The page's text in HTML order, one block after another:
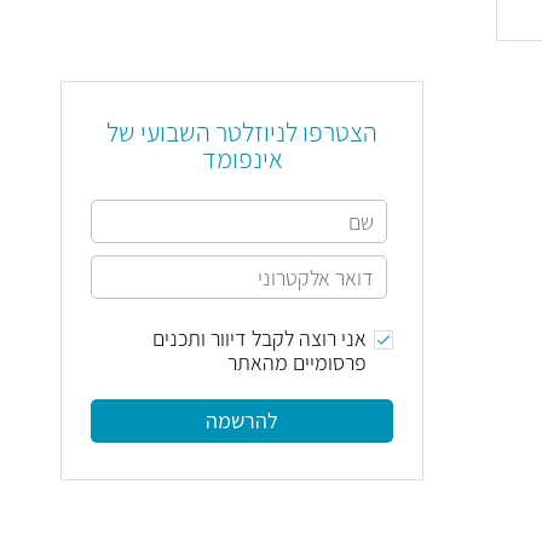
הצטרפו לניוזלטר השבועי של
אינפומד
אני רוצה לקבל דיוור ותכנים
פרסומיים מהאתר
להרשמה